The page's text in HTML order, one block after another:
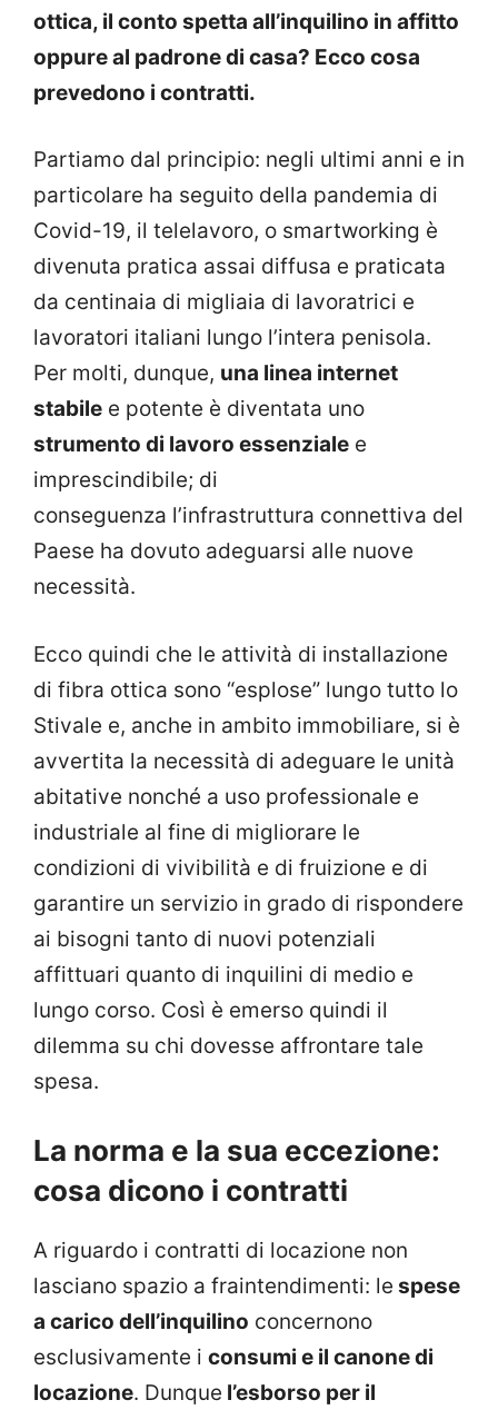
ottica, il conto spetta all’inquilino in affitto
oppure al padrone di casa? Ecco cosa
prevedono i contratti.
Partiamo dal principio: negli ultimi anni e in
particolare ha seguito della pandemia di
Covid-19, il telelavoro, o smartworking è
divenuta pratica assai diffusa e praticata
da centinaia di migliaia di lavoratrici e
lavoratori italiani lungo l’intera penisola.
Per molti, dunque, una linea internet
stabile e potente è diventata uno
strumento di lavoro essenziale e
imprescindibile; di
conseguenza l’infrastruttura connettiva del
Paese ha dovuto adeguarsi alle nuove
necessità.
Ecco quindi che le attività di installazione
di fibra ottica sono “esplose” lungo tutto lo
Stivale e, anche in ambito immobiliare, si è
avvertita la necessità di adeguare le unità
abitative nonché a uso professionale e
industriale al fine di migliorare le
condizioni di vivibilità e di fruizione e di
garantire un servizio in grado di rispondere
ai bisogni tanto di nuovi potenziali
affittuari quanto di inquilini di medio e
lungo corso. Così è emerso quindi il
dilemma su chi dovesse affrontare tale
spesa.
La norma e la sua eccezione:
cosa dicono i contratti
A riguardo i contratti di locazione non
lasciano spazio a fraintendimenti: le spese
a carico dell’inquilino concernono
esclusivamente i consumi e il canone di
locazione. Dunque l’esborso per il